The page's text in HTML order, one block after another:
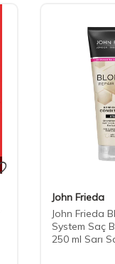
John Frieda
John Frieda
System Saç
250 ml Sarı